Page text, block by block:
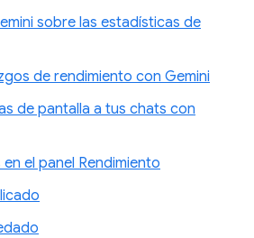
sobre las estadísticas de
de rendimiento con Gemini
de pantalla a tus chats con
en el panel Rendimiento